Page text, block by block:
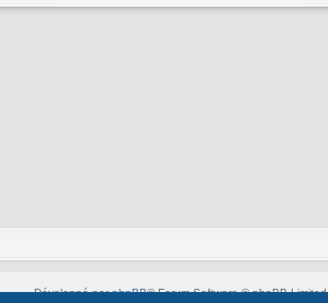
Développé parphpBB® Forum Software © phpBB Limited